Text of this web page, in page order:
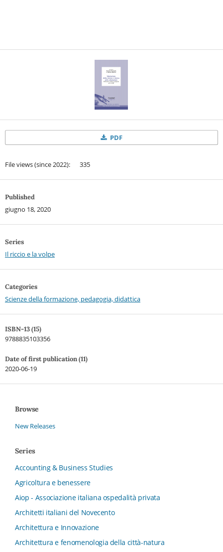
PDF
File views (since 2022): 335
Published
giugno 18, 2020
Series
Il riccio e la volpe
Categories
Scienze della formazione, pedagogia, didattica
ISBN-13 (15)
9788835103356
Date of first publication (11)
2020-06-19
Browse
New Releases
Series
Accounting & Business Studies
Agricoltura e benessere
Aiop - Associazione italiana ospedalità privata
Architetti italiani del Novecento
Architettura e Innovazione
Architettura e fenomenologia della città-natura